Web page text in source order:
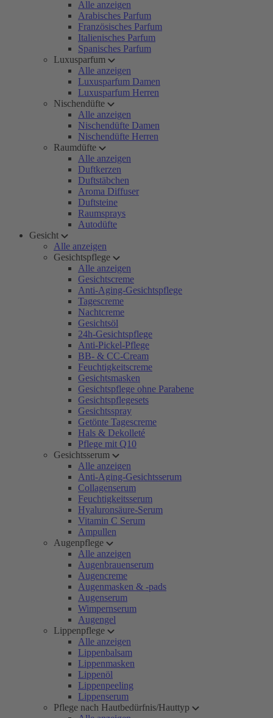
Alle anzeigen
Arabisches Parfum
Französisches Parfum
Italienisches Parfum
Spanisches Parfum
Luxusparfum
Alle anzeigen
Luxusparfum Damen
Luxusparfum Herren
Nischendüfte
Alle anzeigen
Nischendüfte Damen
Nischendüfte Herren
Raumdüfte
Alle anzeigen
Duftkerzen
Duftstäbchen
Aroma Diffuser
Duftsteine
Raumsprays
Autodüfte
Gesicht
Alle anzeigen
Gesichtspflege
Alle anzeigen
Gesichtscreme
Anti-Aging-Gesichtspflege
Tagescreme
Nachtcreme
Gesichtsöl
24h-Gesichtspflege
Anti-Pickel-Pflege
BB- & CC-Cream
Feuchtigkeitscreme
Gesichtsmasken
Gesichtspflege ohne Parabene
Gesichtspflegesets
Gesichtsspray
Getönte Tagescreme
Hals & Dekolleté
Pflege mit Q10
Gesichtsserum
Alle anzeigen
Anti-Aging-Gesichtsserum
Collagenserum
Feuchtigkeitsserum
Hyaluronsäure-Serum
Vitamin C Serum
Ampullen
Augenpflege
Alle anzeigen
Augenbrauenserum
Augencreme
Augenmasken & -pads
Augenserum
Wimpernserum
Augengel
Lippenpflege
Alle anzeigen
Lippenbalsam
Lippenmasken
Lippenöl
Lippenpeeling
Lippenserum
Pflege nach Hautbedürfnis/Hauttyp